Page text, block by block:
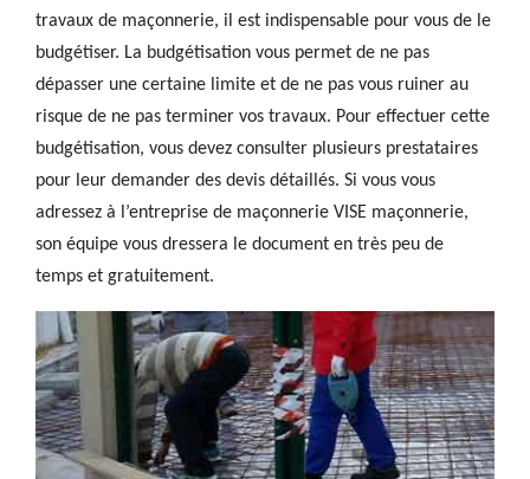
travaux de maçonnerie, il est indispensable pour vous de le
budgétiser. La budgétisation vous permet de ne pas
dépasser une certaine limite et de ne pas vous ruiner au
risque de ne pas terminer vos travaux. Pour effectuer cette
budgétisation, vous devez consulter plusieurs prestataires
pour leur demander des devis détaillés. Si vous vous
adressez à l’entreprise de maçonnerie VISE maçonnerie,
son équipe vous dressera le document en très peu de
temps et gratuitement.